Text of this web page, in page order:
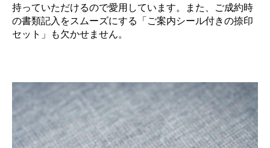
持っていただけるので愛用しています。また、ご成約時
の書類記入をスムーズにする「ご案内シール付きの捺印
セット」も欠かせません。